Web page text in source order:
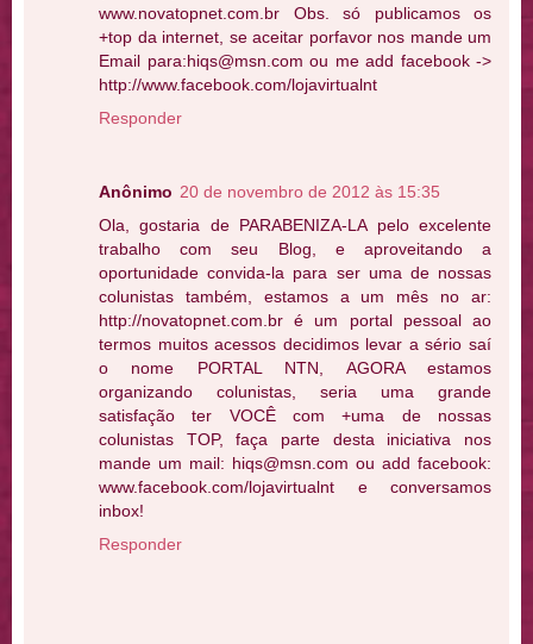
www.novatopnet.com.br Obs. só publicamos os
+top da internet, se aceitar porfavor nos mande um
Email para:hiqs@msn.com ou me add facebook ->
http://www.facebook.com/lojavirtualnt
Responder
Anônimo 20 de novembro de 2012 às 15:35
Ola, gostaria de PARABENIZA-LA pelo excelente
trabalho com seu Blog, e aproveitando a
oportunidade convida-la para ser uma de nossas
colunistas também, estamos a um mês no ar:
http://novatopnet.com.br é um portal pessoal ao
termos muitos acessos decidimos levar a sério saí
o nome PORTAL NTN, AGORA estamos
organizando colunistas, seria uma grande
satisfação ter VOCÊ com +uma de nossas
colunistas TOP, faça parte desta iniciativa nos
mande um mail: hiqs@msn.com ou add facebook:
www.facebook.com/lojavirtualnt e conversamos
inbox!
Responder